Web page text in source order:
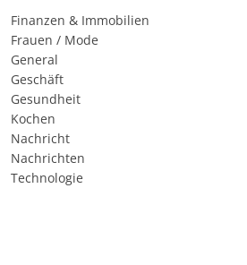
Finanzen & Immobilien
Frauen / Mode
General
Geschäft
Gesundheit
Kochen
Nachricht
Nachrichten
Technologie